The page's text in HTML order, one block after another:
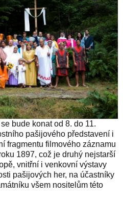
bude konat od 8. do 11.
pašijového představení i
fragmentu filmového záznamu
1897, což je druhý nejstarší
vnitřní i venkovní výstavy
pašijových her, na účastníky
všem nositelům této